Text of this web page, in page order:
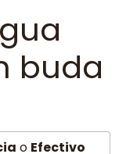
buda
o Efectivo